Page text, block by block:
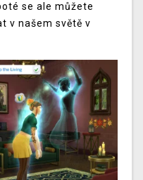
se ale můžete
v našem světě v